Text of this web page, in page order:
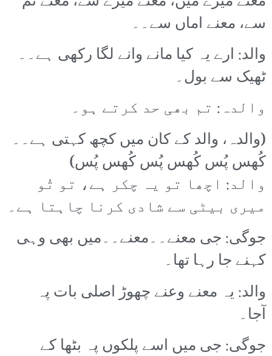
سے، معنے اماں سے۔۔
والد: ارے یہ کیا مانے وانے لگا رکھی ہے۔۔
ٹھیک سے بول۔
والدہ: تم بھی حد کرتے ہو۔
(والدہ، والد کے کان میں کچھ کہتی ہے۔۔
کُھس پُس کُھس پُس کُھس پُس)
والد: اچھا تو یہ چکر ہے، تو تُو
میری بیٹی سے شادی کرنا چاہتا ہے۔
جوگی: جی معنے۔۔معنے۔۔میں بھی وہی
کہنے جا رہا تھا۔
والد: یہ معنے وعنے چھوڑ اصلی بات پہ
آجا۔
جوگی: جی میں اسے پلکوں پہ بٹھا کے